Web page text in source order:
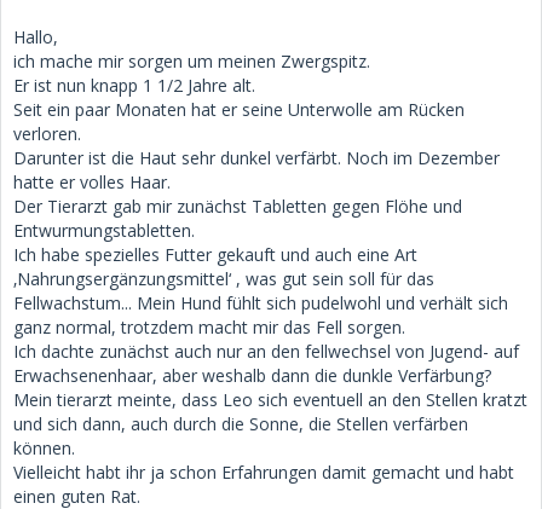
Hallo,
ich mache mir sorgen um meinen Zwergspitz.
Er ist nun knapp 1 1/2 Jahre alt.
Seit ein paar Monaten hat er seine Unterwolle am Rücken
verloren.
Darunter ist die Haut sehr dunkel verfärbt. Noch im Dezember
hatte er volles Haar.
Der Tierarzt gab mir zunächst Tabletten gegen Flöhe und
Entwurmungstabletten.
Ich habe spezielles Futter gekauft und auch eine Art
‚Nahrungsergänzungsmittel‘ , was gut sein soll für das
Fellwachstum... Mein Hund fühlt sich pudelwohl und verhält sich
ganz normal, trotzdem macht mir das Fell sorgen.
Ich dachte zunächst auch nur an den fellwechsel von Jugend- auf
Erwachsenenhaar, aber weshalb dann die dunkle Verfärbung?
Mein tierarzt meinte, dass Leo sich eventuell an den Stellen kratzt
und sich dann, auch durch die Sonne, die Stellen verfärben
können.
Vielleicht habt ihr ja schon Erfahrungen damit gemacht und habt
einen guten Rat.